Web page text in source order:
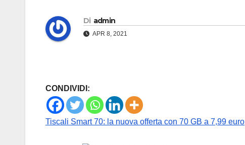
Di admin
APR 8, 2021
CONDIVIDI:
Tiscali Smart 70: la nuova offerta con 70 GB a 7,99 euro